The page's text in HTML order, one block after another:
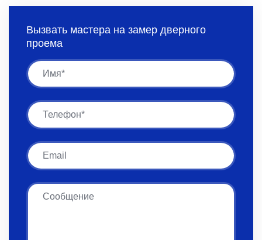
Вызвать мастера на замер дверного
проема
Имя
Имя
Email
Сообщение